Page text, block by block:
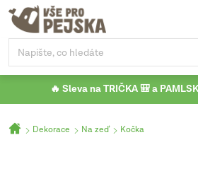
Přejít
obsah
🔥 Sleva na TRIČKA 🎒 a
DomůDekorace Na zeď Kočka